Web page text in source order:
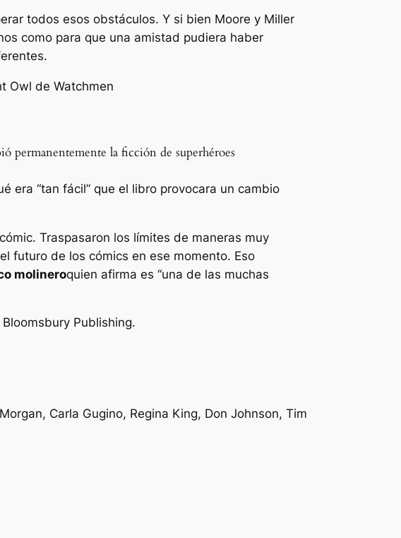
todos esos obstáculos. Y si bien Moore y Miller
como para que una amistad pudiera haber
permanentemente la ficción de superhéroes
era “tan fácil” que el libro provocara un cambio
Traspasaron los límites de maneras muy
futuro de los cómics en ese momento. Eso
molineroquien afirma es “una de las muchas
Publishing.
Carla Gugino, Regina King, Don Johnson, Tim